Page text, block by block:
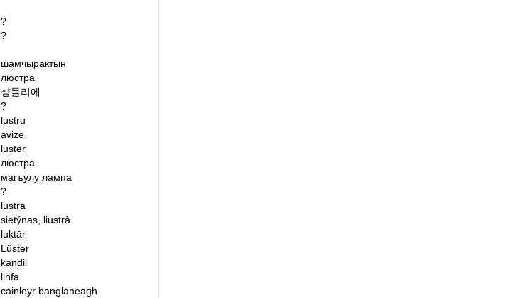
?
?
шамчырактын
люстра
샹들리에
?
lustru
avize
luster
люстра
магъулу лампа
?
lustra
sietýnas, liustrà
luktār
Lüster
kandil
linfa
cainleyr banglaneagh